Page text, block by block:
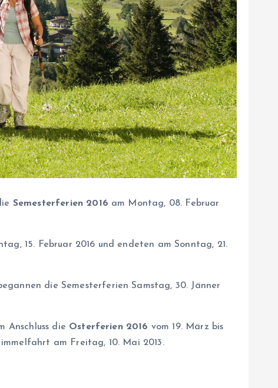
Semesterferien 2016 am Montag, 08. Februar
15. Februar 2016 und endeten am Sonntag, 21.
die Semesterferien Samstag, 30. Jänner
Anschluss die Osterferien 2016 vom 19. März bis
am Freitag, 10. Mai 2013.